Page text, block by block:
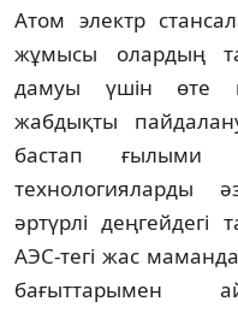
Атом электр
жұмысы олардың
дамуы үшін өте
жабдықты
бастап ғылыми
технологияларды
әртүрлі
АЭС-тегі жас
бағыттарымен